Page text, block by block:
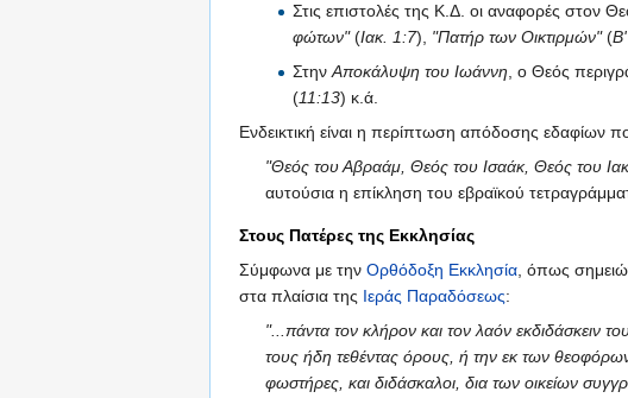
Στις επιστολές της Κ.Δ. οι αναφορές στον
φώτων"(Ιακ. 1:7), "Πατήρ των Οικτιρμών"(
Στην Αποκάλυψη του Ιωάννη , ο Θεός
(11:13) κ.ά.
Ενδεικτική είναι η περίπτωση απόδοσης εδαφίων
"Θεός του Αβραάμ, Θεός του Ισαάκ, Θεός του
αυτούσια η επίκληση του εβραϊκού
Στους Πατέρες της Εκκλησίας
Σύμφωνα με την Ορθόδοξη Εκκλησία , όπως
στα πλαίσια της Ιεράς Παραδόσεως:
"...πάντα τον κλήρον και τον λαόν εκδιδάσκειν
τους ήδη τεθέντας όρους, ή την εκ των
φωστήρες, και διδάσκαλοι, δια των οικείων